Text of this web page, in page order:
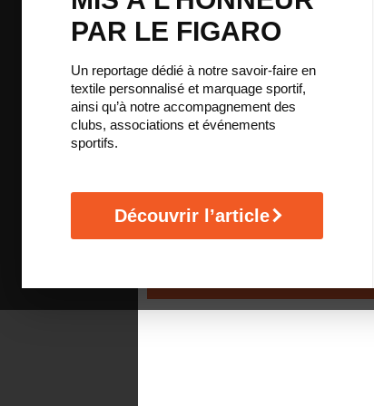
PAR LE FIGARO
Un reportage dédié à notre savoir-faire en
textile personnalisé et marquage sportif,
ainsi qu’à notre accompagnement des
clubs, associations et événements
sportifs.
Découvrir l’article
Coloris du produit
Taille
S M L XL XXL
DTF quadrichromie Sérigraphie 1 couleur
EFFACER